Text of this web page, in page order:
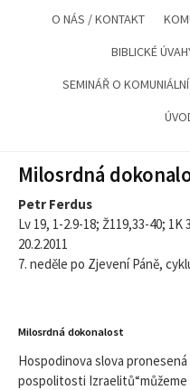
O NÁS / KONTAKT
BIBLICKÉ
SEMINÁŘ O
Milosrdná
Petr Ferdus
Lv 19, 1-2.9-18; Ž119,33-40;
20.2.2011
7. neděle po Zjevení Páně,
Milosrdná dokonalost
Hospodinova slova pronesená
pospolitosti